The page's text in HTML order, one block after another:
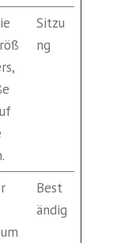
Sitzu
ng
Best
ändig